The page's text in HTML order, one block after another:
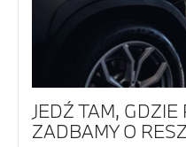
JEDŹ TAM,
ZADBAMY O